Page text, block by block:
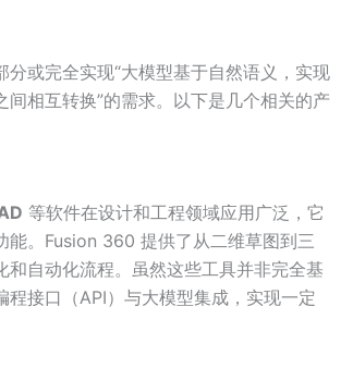
或完全实现“大模型基于自然语义，实现
相互转换”的需求。以下是几个相关的产
等软件在设计和工程领域应用广泛，它
能。Fusion 360 提供了从二维草图到三
自动化流程。虽然这些工具并非完全基
接口（API）与大模型集成，实现一定